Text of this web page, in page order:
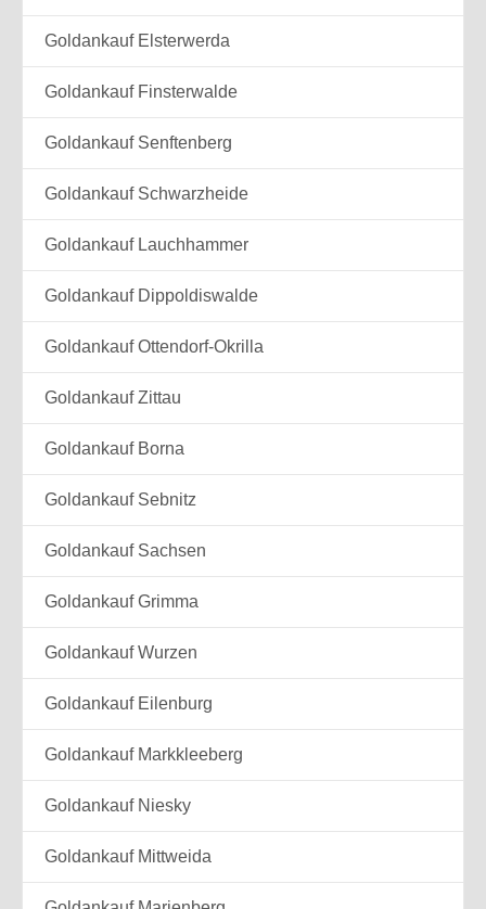
Goldankauf Elsterwerda
Goldankauf Finsterwalde
Goldankauf Senftenberg
Goldankauf Schwarzheide
Goldankauf Lauchhammer
Goldankauf Dippoldiswalde
Goldankauf Ottendorf-Okrilla
Goldankauf Zittau
Goldankauf Borna
Goldankauf Sebnitz
Goldankauf Sachsen
Goldankauf Grimma
Goldankauf Wurzen
Goldankauf Eilenburg
Goldankauf Markkleeberg
Goldankauf Niesky
Goldankauf Mittweida